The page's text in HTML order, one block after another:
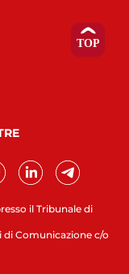
il Tribunale di
di Comunicazione c/o